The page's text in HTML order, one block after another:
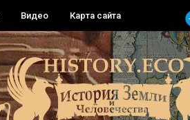
Видео Карта сайта